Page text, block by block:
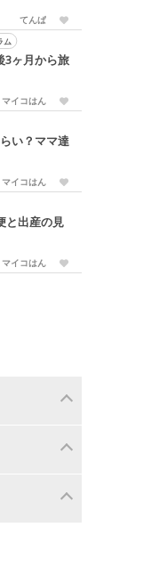
てんぱ
ム
3ヶ月から旅
マイコはん
い？ママ達
マイコはん
と出産の見
マイコはん